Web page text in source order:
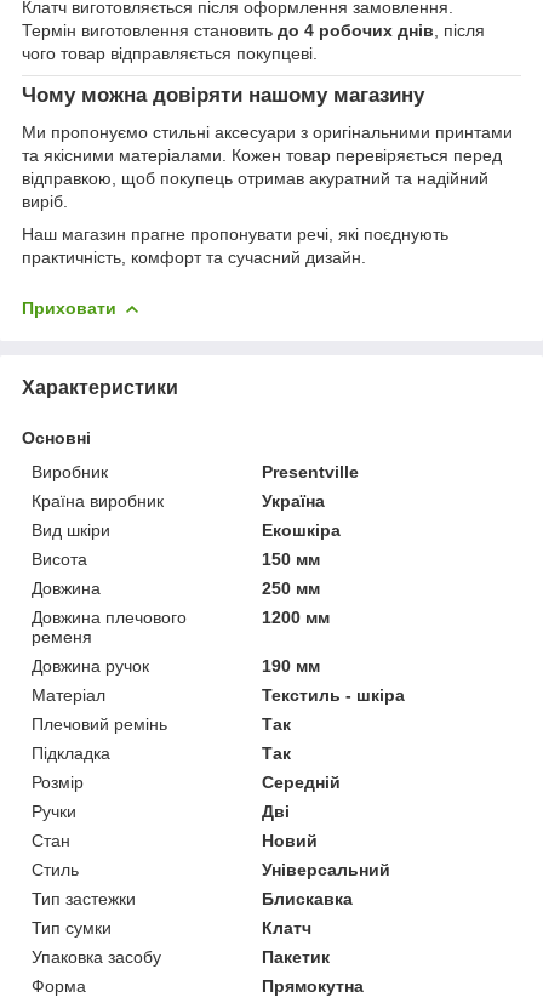
Клатч виготовляється після оформлення замовлення.
Термін виготовлення становить до 4 робочих днів , після
чого товар відправляється покупцеві.
Чому можна довіряти нашому магазину
Ми пропонуємо стильні аксесуари з оригінальними принтами
та якісними матеріалами. Кожен товар перевіряється перед
відправкою, щоб покупець отримав акуратний та надійний
виріб.
Наш магазин прагне пропонувати речі, які поєднують
практичність, комфорт та сучасний дизайн.
Приховати
Характеристики
Основні
Виробник
Presentville
Країна виробник
Україна
Вид шкіри
Екошкіра
Висота
150 мм
Довжина
250 мм
Довжина плечового
ременя
1200 мм
Довжина ручок
190 мм
Матеріал
Текстиль - шкіра
Плечовий ремінь
Так
Підкладка
Так
Розмір
Середній
Ручки
Дві
Стан
Новий
Стиль
Універсальний
Тип застежки
Блискавка
Тип сумки
Клатч
Упаковка засобу
Пакетик
Форма
Прямокутна